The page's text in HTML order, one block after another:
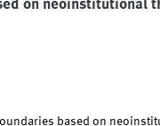
on neoinstitutional
based on